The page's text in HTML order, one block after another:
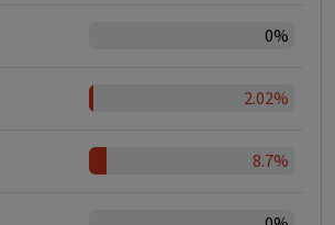
0%
2.02%
8.7%